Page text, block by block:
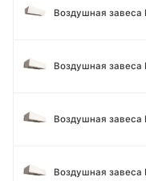
Воздушная завеса
Воздушная
Воздушная
Воздушная